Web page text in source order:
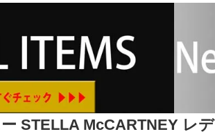
STELLA McCARTNEY レ